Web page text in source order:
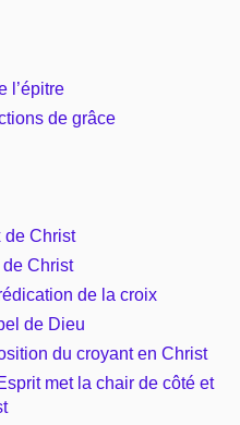
l’épitre
de grâce
de Christ
Christ
de la croix
de Dieu
du croyant en Christ
met la chair de côté et